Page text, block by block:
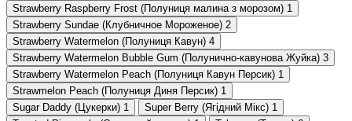
Strawberry Raspberry Frost (Полуниця малина з морозом) 1
Strawberry Sundae (Клубничное Мороженое) 2
Strawberry Watermelon (Полуниця Кавун) 4
Strawberry Watermelon Bubble Gum (Полунично-кавунова Жуйка) 3
Strawberry Watermelon Peach (Полуниця Кавун Персик) 1
Strawmelon Peach (Полуниця Диня Персик) 1
Sugar Daddy (Цукерки) 1 Super Berry (Ягідний Мікс) 1